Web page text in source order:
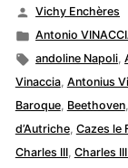
Publié
par
Vichy Enchères
Publié
dans
Antonio
Étiquettes :
andoline Napoli,
Vinaccia, Antonius
Baroque, Beethoven,
d’Autriche, Cazes le
Charles III, Charles